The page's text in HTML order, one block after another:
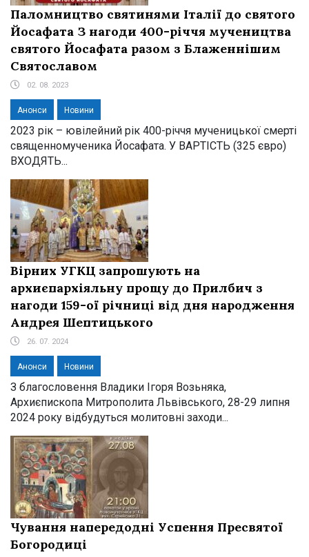
Паломництво святинями Італії до святого
Йосафата З нагоди 400-річчя мучеництва
святого Йосафата разом з Блаженнішим
Святославом
02. 08. 2023
Анонси Новини
2023 рік – ювілейний рік 400-річчя мученицької смерті
священномученика Йосафата. У ВАРТІСТЬ (325 євро)
ВХОДЯТЬ...
Вірних УГКЦ запрошують на
архиєпархіяльну прощу до Прилбич з
нагоди 159-ої річниці від дня народження
Андрея Шептицького
26. 07. 2024
Анонси Новини
З благословення Владики Ігоря Возьняка,
Архиєпископа Митрополита Львівського, 28-29 липня
2024 року відбудуться молитовні заходи...
Чування напередодні Успення Пресвятої
Богородиці